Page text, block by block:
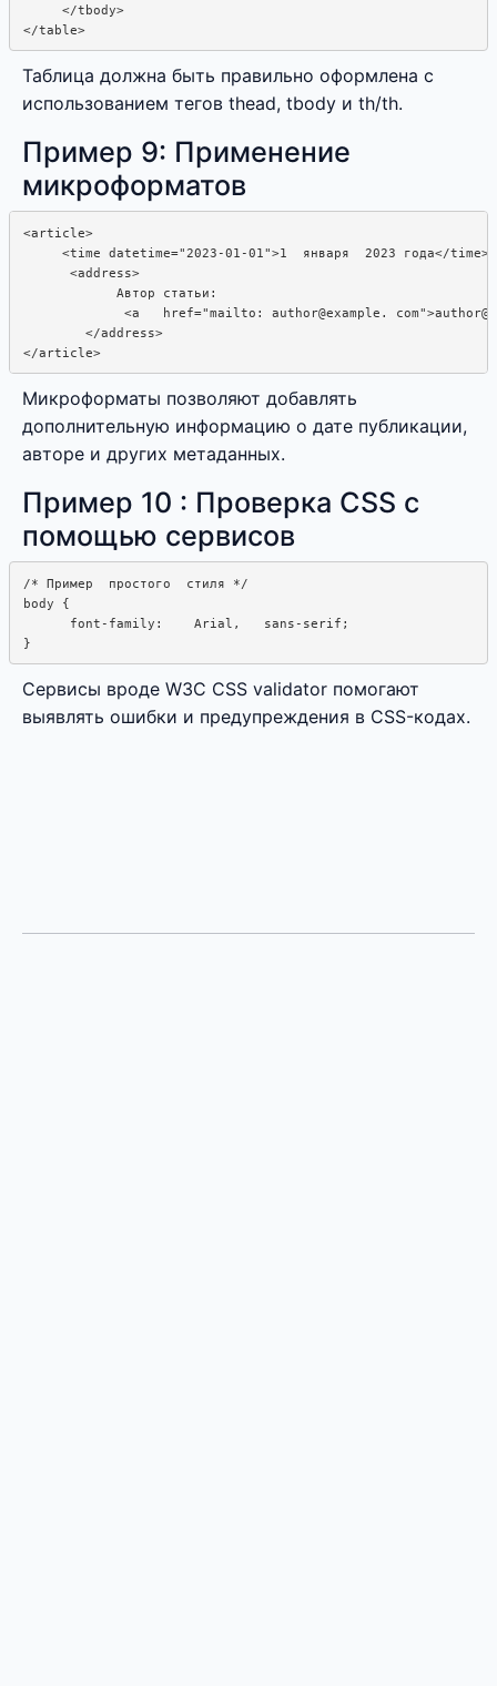
     </tbody>
Таблица должна быть правильно оформлена с
использованием тегов thead, tbody и th/th.
Пример 9: Применение
микроформатов
<article>
     <time datetime="2023-01-01">1  января  2023 года</time>
      <address>
            Автор статьи:
<a   href="mailto: author@example.
        </address>
Микроформаты позволяют добавлять
дополнительную информацию о дате публикации,
авторе и других метаданных.
Пример 10 : Проверка CSS с
помощью сервисов
/* Пример  простого  стиля */
body {
      font-family:    Arial,   sans-serif;
Сервисы вроде W3C CSS validator помогают
выявлять ошибки и предупреждения в CSS-кодах.